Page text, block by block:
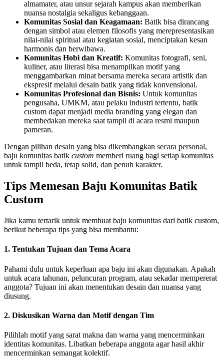
almamater, atau unsur sejarah kampus akan memberikan
nuansa nostalgia sekaligus kebanggaan.
Komunitas Sosial dan Keagamaan: Batik bisa dirancang
dengan simbol atau elemen filosofis yang merepresentasikan
nilai-nilai spiritual atau kegiatan sosial, menciptakan kesan
harmonis dan berwibawa.
Komunitas Hobi dan Kreatif: Komunitas fotografi, seni,
kuliner, atau literasi bisa menampilkan motif yang
menggambarkan minat bersama mereka secara artistik dan
ekspresif melalui desain batik yang tidak konvensional.
Komunitas Profesional dan Bisnis: Untuk komunitas
pengusaha, UMKM, atau pelaku industri tertentu, batik
custom dapat menjadi media branding yang elegan dan
membedakan mereka saat tampil di acara resmi maupun
pameran.
Dengan pilihan desain yang bisa dikembangkan secara personal,
baju komunitas batik custom memberi ruang bagi setiap komunitas
untuk tampil beda, tetap solid, dan penuh karakter.
Tips Memesan Baju Komunitas Batik
Custom
Jika kamu tertarik untuk membuat baju komunitas dari batik custom,
berikut beberapa tips yang bisa membantu:
1. Tentukan Tujuan dan Tema Acara
Pahami dulu untuk keperluan apa baju ini akan digunakan. Apakah
untuk acara tahunan, peluncuran program, atau sekadar mempererat
anggota? Tujuan ini akan menentukan desain dan nuansa yang
diusung.
2. Diskusikan Warna dan Motif dengan Tim
Pilihlah motif yang sarat makna dan warna yang mencerminkan
identitas komunitas. Libatkan beberapa anggota agar hasil akhir
mencerminkan semangat kolektif.